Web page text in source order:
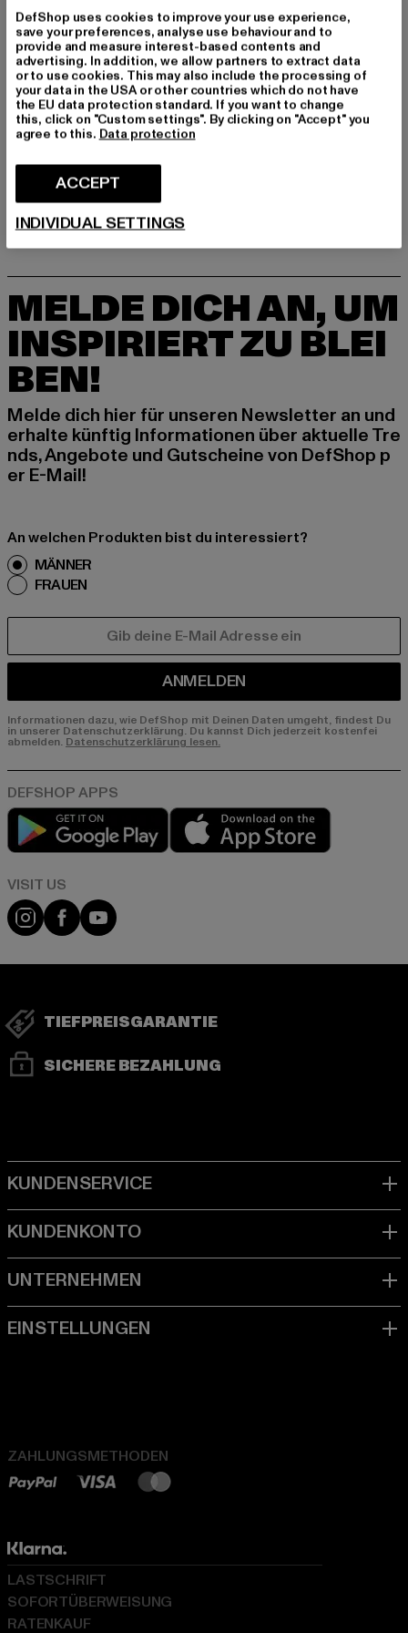
Art.Nr: ZVC883-00007
GRÖSSE & PASSFORM
PFLEGEHINWEISE
MELDE DICH AN, UM
INSPIRIERT ZU BLEI
BEN!
Melde dich hier für unseren Newsletter an und
erhalte künftig Informationen über aktuelle Tre
nds, Angebote und Gutscheine von DefShop p
er E-Mail!
An welchen Produkten bist du interessiert?
MÄNNER
FRAUEN
ANMELDEN
Informationen dazu, wie DefShop mit Deinen Daten umgeht, findest Du
in unserer Datenschutzerklärung. Du kannst Dich jederzeit kostenfei
abmelden. Datenschutzerklärung lesen.
Play market
Visit our Instagram page:
Visit our Facebook page:
Visit our YouTube channel:
TIEFPREISGARANTIE
SICHERE BEZAHLUNG
ZAHLUNGSMETHODEN
LASTSCHRIFT
SOFORTÜBERWEISUNG
RATENKAUF
DefShop uses cookies to improve your use experience,
save your preferences, analyse use behaviour and to
provide and measure interest-based contents and
advertising. In addition, we allow partners to extract data
or to use cookies. This may also include the processing of
your data in the USA or other countries which do not have
the EU data protection standard. If you want to change
this, click on "Custom settings". By clicking on "Accept" you
agree to this. Data protection
ACCEPT
INDIVIDUAL SETTINGS